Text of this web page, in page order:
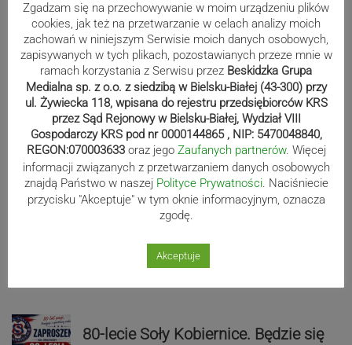
Sport
Mistrzowie świata z MCK Żywiec!
ZDJĘCIA
Bracia Szejowie ruszają po kolejne
punkty. Liderzy mistrzostw
wystartują w Rajdzie Rzeszowskim
80-lecie Soły Kobiernice. Będzie się
Zgadzam się na przechowywanie w moim urządzeniu plików
cookies, jak też na przetwarzanie w celach analizy moich
zachowań w niniejszym Serwisie moich danych osobowych,
zapisywanych w tych plikach, pozostawianych przeze mnie w
ramach korzystania z Serwisu przez Beskidzka Grupa
Medialna sp. z o.o. z siedzibą w Bielsku-Białej (43-300) przy
ul. Żywiecka 118, wpisana do rejestru przedsiębiorców KRS
przez Sąd Rejonowy w Bielsku-Białej, Wydział VIII
Gospodarczy KRS pod nr 0000144865 , NIP: 5470048840,
REGON:070003633 oraz jego Zaufanych partnerów. Więcej
informacji związanych z przetwarzaniem danych osobowych
znajdą Państwo w naszej Polityce Prywatności. Naciśniecie
przycisku "Akceptuje" w tym oknie informacyjnym, oznacza
zgodę.
Akceptuje